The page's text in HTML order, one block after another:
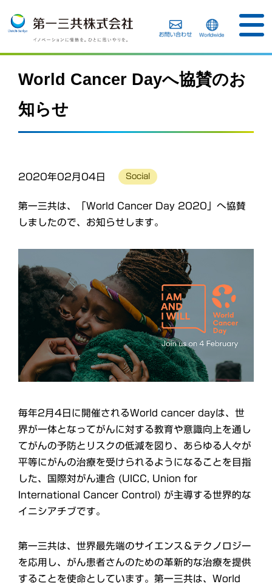
World Cancer Dayへ協賛のお
知らせ
2020年02月04日 Social
第一三共は、「World Cancer Day 2020」へ協賛
しましたので、お知らせします。
毎年2月4日に開催されるWorld cancer dayは、世
界が一体となってがんに対する教育や意識向上を通し
てがんの予防とリスクの低減を図り、あらゆる人々が
平等にがんの治療を受けられるようになることを目指
した、国際対がん連合 (UICC, Union for
International Cancer Control) が主導する世界的な
イニシアチブです。
第一三共は、世界最先端のサイエンス＆テクノロジー
を応用し、がん患者さんのための革新的な治療を提供
することを使命としています。第一三共は、World